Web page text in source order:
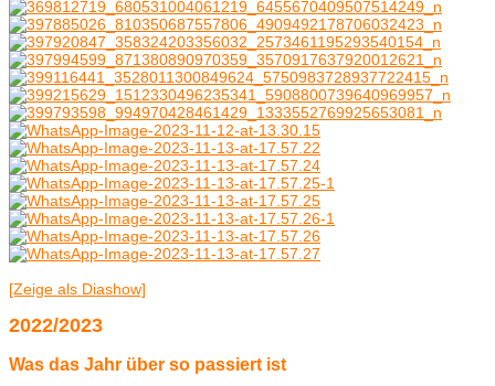
[Zeige als Diashow]
2022/2023
Was das Jahr über so passiert ist